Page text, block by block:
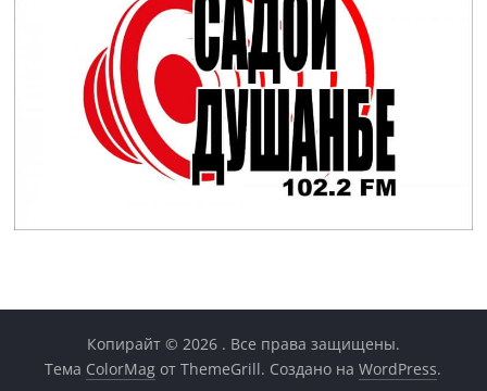
Копирайт © 2026 . Все права защищены.
Тема ColorMag от ThemeGrill. Создано наWordPress.